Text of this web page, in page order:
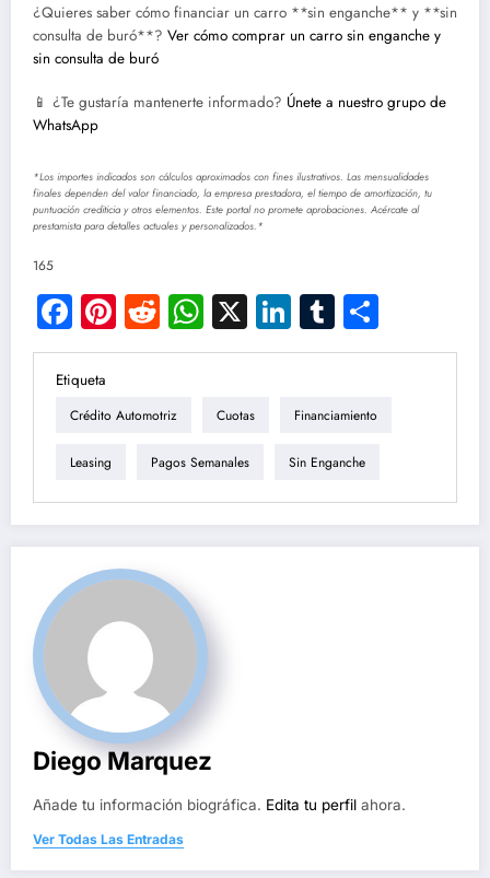
¿Quieres saber cómo financiar un carro **sin enganche** y **sin
consulta de buró**? Ver cómo comprar un carro sin enganche y
sin consulta de buró
📱 ¿Te gustaría mantenerte informado? Únete a nuestro grupo de
WhatsApp
*Los importes indicados son cálculos aproximados con fines ilustrativos. Las mensualidades
finales dependen del valor financiado, la empresa prestadora, el tiempo de amortización, tu
puntuación crediticia y otros elementos. Este portal no promete aprobaciones. Acércate al
prestamista para detalles actuales y personalizados.*
165
Facebook
Pinterest
RedditWhatsApp
X LinkedIn
Tumblr
Etiqueta
Crédito Automotriz Cuotas Financiamiento
Leasing Pagos Semanales Sin Enganche
Diego Marquez
Añade tu información biográfica. Edita tu perfil ahora.
Ver Todas Las Entradas